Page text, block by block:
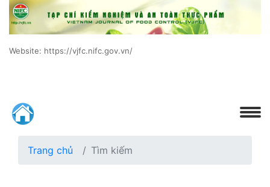
Website: https://vjfc.nifc.gov.vn/
Trang chủ Tìm kiếm